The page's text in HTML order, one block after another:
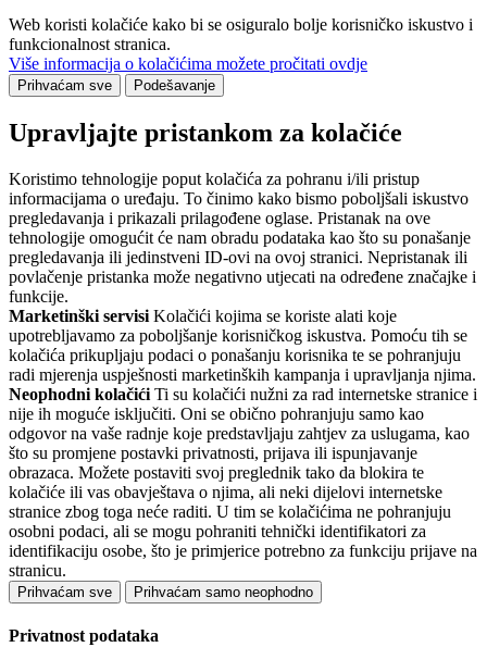
Web koristi kolačiće kako bi se osiguralo bolje korisničko iskustvo i
funkcionalnost stranica.
Više informacija o kolačićima možete pročitati ovdje
Prihvaćam sve Podešavanje
Upravljajte pristankom za kolačiće
Koristimo tehnologije poput kolačića za pohranu i/ili pristup
informacijama o uređaju. To činimo kako bismo poboljšali iskustvo
pregledavanja i prikazali prilagođene oglase. Pristanak na ove
tehnologije omogućit će nam obradu podataka kao što su ponašanje
pregledavanja ili jedinstveni ID-ovi na ovoj stranici. Nepristanak ili
povlačenje pristanka može negativno utjecati na određene značajke i
funkcije.
Marketinški servisi Kolačići kojima se koriste alati koje
upotrebljavamo za poboljšanje korisničkog iskustva. Pomoću tih se
kolačića prikupljaju podaci o ponašanju korisnika te se pohranjuju
radi mjerenja uspješnosti marketinških kampanja i upravljanja njima.
Neophodni kolačići Ti su kolačići nužni za rad internetske stranice i
nije ih moguće isključiti. Oni se obično pohranjuju samo kao
odgovor na vaše radnje koje predstavljaju zahtjev za uslugama, kao
što su promjene postavki privatnosti, prijava ili ispunjavanje
obrazaca. Možete postaviti svoj preglednik tako da blokira te
kolačiće ili vas obavještava o njima, ali neki dijelovi internetske
stranice zbog toga neće raditi. U tim se kolačićima ne pohranjuju
osobni podaci, ali se mogu pohraniti tehnički identifikatori za
identifikaciju osobe, što je primjerice potrebno za funkciju prijave na
stranicu.
Prihvaćam sve Prihvaćam samo neophodno
Privatnost podataka